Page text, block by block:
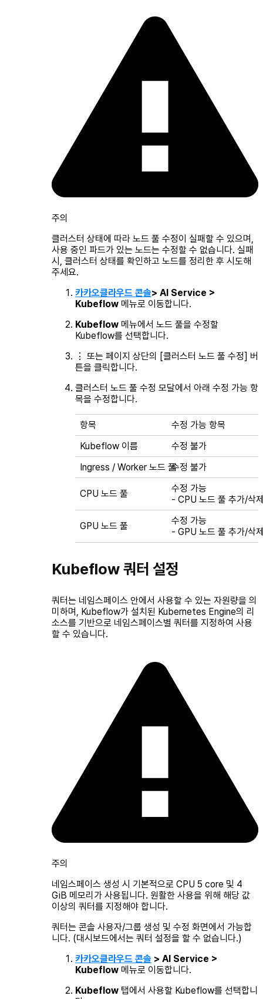
주의
클러스터 상태에 따라 노드 풀 수정이 실패할 수 있으며,
사용 중인 파드가 있는 노드는 수정할 수 없습니다. 실패
시, 클러스터 상태를 확인하고 노드를 정리한 후 시도해
주세요.
카카오클라우드 콘솔> AI Service >
Kubeflow 메뉴로 이동합니다.
Kubeflow 메뉴에서 노드 풀을 수정할
Kubeflow를 선택합니다.
⋮ 또는 페이지 상단의 [클러스터 노드 풀 수정] 버
튼을 클릭합니다.
클러스터 노드 풀 수정 모달에서 아래 수정 가능 항
목을 수정합니다.
항목
수정 가능 항목
Kubeflow 이름
수정 불가
Ingress / Worker 노드 풀수정 불가
CPU 노드 풀
수정 가능
- CPU 노드 풀 추가/삭
GPU 노드 풀
수정 가능
- GPU 노드 풀 추가/삭
Kubeflow 쿼터 설정
쿼터는 네임스페이스 안에서 사용할 수 있는 자원량을 의
미하며, Kubeflow가 설치된 Kubernetes Engine의 리
소스를 기반으로 네임스페이스별 쿼터를 지정하여 사용
할 수 있습니다.
주의
네임스페이스 생성 시 기본적으로 CPU 5 core 및 4
GiB 메모리가 사용됩니다. 원활한 사용을 위해 해당 값
이상의 쿼터를 지정해야 합니다.
쿼터는 콘솔 사용자/그룹 생성 및 수정 화면에서 가능합
니다. (대시보드에서는 쿼터 설정을 할 수 없습니다.)
카카오클라우드 콘솔 > AI Service >
Kubeflow 메뉴로 이동합니다.
Kubeflow 탭에서 사용할 Kubeflow를 선택합니